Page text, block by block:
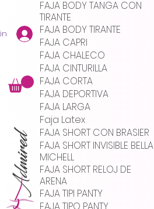
FAJA BODY TANGA CON
TIRANTE
FAJA BODY TIRANTE
FAJA CAPRI
FAJA CHALECO
FAJA CINTURILLA
FAJA CORTA
FAJA DEPORTIVA
FAJA LARGA
Faja Latex
FAJA SHORT CON BRASIER
FAJA SHORT INVISIBLE BELLA
MICHELL
FAJA SHORT RELOJ DE
ARENA
FAJA TIPI PANTY